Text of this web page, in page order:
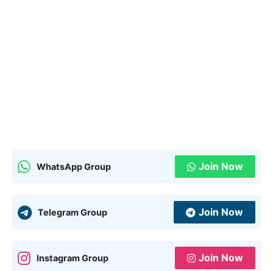
WhatsApp Group Join Now
Telegram Group Join Now
Instagram Group Join Now